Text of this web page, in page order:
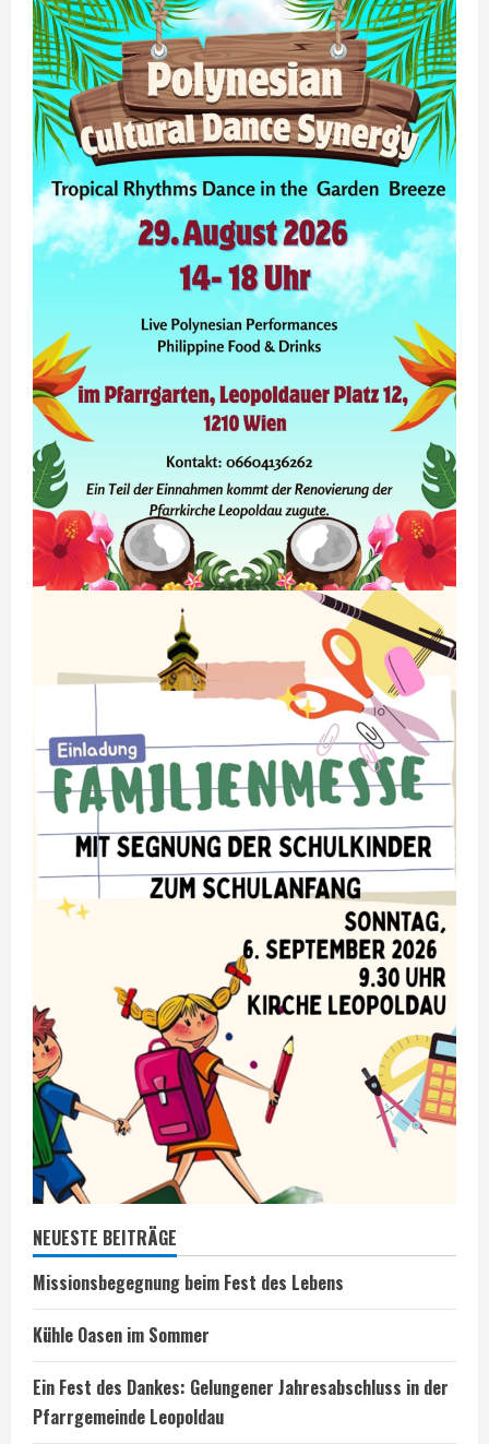
NEUESTE BEITRÄGE
Missionsbegegnung beim Fest des Lebens
Kühle Oasen im Sommer
Ein Fest des Dankes: Gelungener Jahresabschluss in der
Pfarrgemeinde Leopoldau